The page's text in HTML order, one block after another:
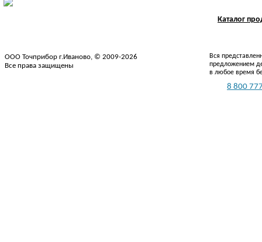
ООО Точприбор г.Иваново, © 2009-2026
Все права защищены
Каталог
Вся
предложением
в любое время
8 800